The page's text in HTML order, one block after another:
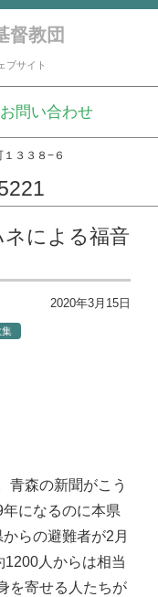
督教団
ブサイト
お問い合わせ
３３８−６
ネによる福音
2020年3月15日
集
青森の新聞がこう
になるのに本県
らの避難者が2月
人からは相当
を寄せる人たちが